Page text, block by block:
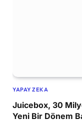
YAPAY ZEKA
Juicebox, 30
Yeni Bir Dönem